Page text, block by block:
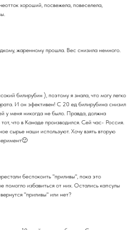
хороший, посвежела, повеселела,
жаренному прошла. Вес снизила немного.
билирубин ), поэтому я знала, что могу легко
И он эфективен! С 20 ед билирубина снизил
у меня никогда не было. Правда, должна
что в Канаде производился. Сей час- Россия.
сырье наши используют. Хочу взять вторую
беспокоить "приливы", пока это
помогло избавиться от них. Остались капсулы
"приливы" или нет?